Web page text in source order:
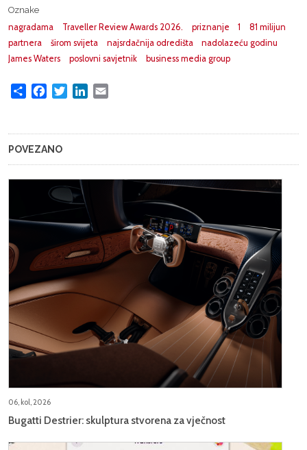
Oznake
nagradama
Traveller Review Awards 2026. priznanje 1
81 milijun
partnera
širom svijeta najsrdačnija odredišta
nadolazeću godinu
James Waters
poslovni savjetnik business media group
Share FacebookTwitterLinkedIn
POVEZANO
06, kol, 2026
Bugatti Destrier: skulptura stvorena za vječnost